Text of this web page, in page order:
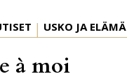
USKO JA ELÄMÄ
à moi